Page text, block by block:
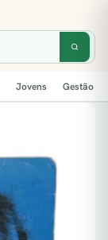
Jovens Gestão